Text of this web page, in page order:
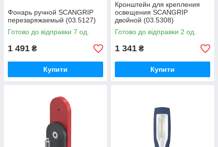
Фонарь ручной SCANGRIP
перезаряжаемый (03.5127)
Готово до відправки 7 од.
1 491 ₴
Купити
Кронштейн для крепления
освещения SCANGRIP
двойной (03.5308)
Готово до відправки 2 од.
1 341 ₴
Купити